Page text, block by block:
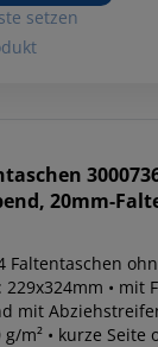
setzen
20mm-
Faltentaschen
229x324mm • mit
mit
m² • kurze Seite